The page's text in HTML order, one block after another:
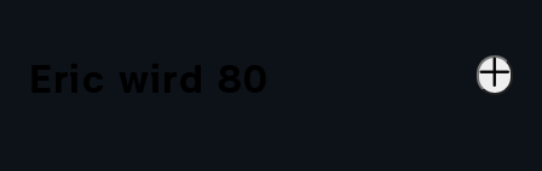
Eric wird 80